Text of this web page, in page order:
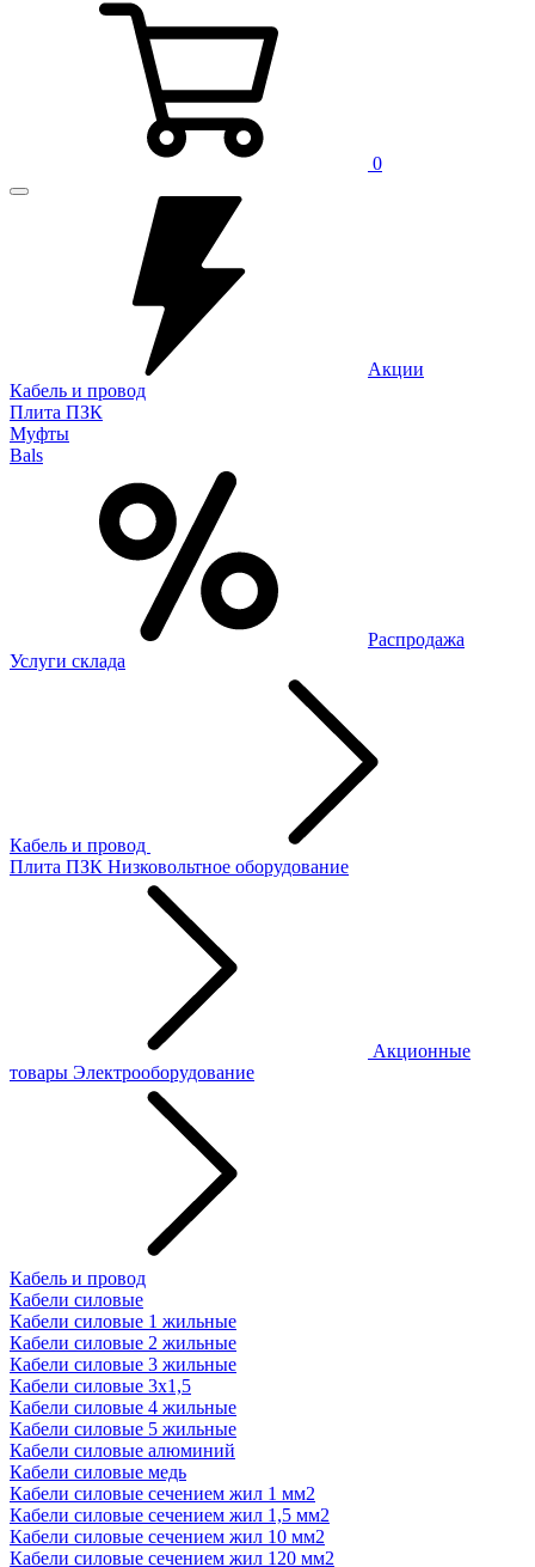
0
Акции
Кабель и провод
Плита ПЗК
Муфты
Bals
Распродажа
Услуги склада
Кабель и провод
Плита ПЗК Низковольтное оборудование
Акционные
товары Электрооборудование
Кабель и провод
Кабели силовые
Кабели силовые 1 жильные
Кабели силовые 2 жильные
Кабели силовые 3 жильные
Кабели силовые 3х1,5
Кабели силовые 4 жильные
Кабели силовые 5 жильные
Кабели силовые алюминий
Кабели силовые медь
Кабели силовые сечением жил 1 мм2
Кабели силовые сечением жил 1,5 мм2
Кабели силовые сечением жил 10 мм2
Кабели силовые сечением жил 120 мм2